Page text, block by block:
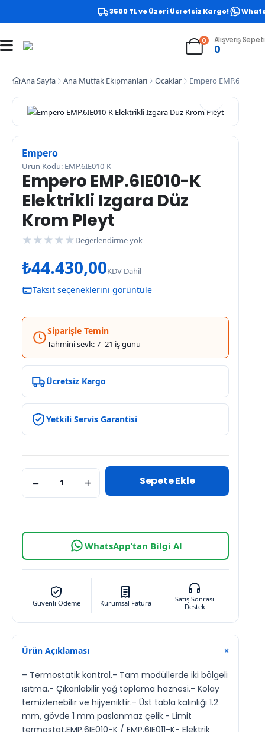
3500 TL ve Üzeri Ücretsiz Kargo!
0 Alışveriş Sepeti
0
Ana Sayfa Ana Mutfak Ekipmanları Ocaklar Empero
Empero
Ürün Kodu: EMP.6IE010-K
Empero EMP.6IE010-K
Elektrikli Izgara Düz
Krom Pleyt
★ ★ ★ ★ ★ Değerlendirme yok
₺44.430,00KDV Dahil
Taksit seçeneklerini görüntüle
Siparişle Temin
Tahmini sevk: 7–21 iş günü
Ücretsiz Kargo
Yetkili Servis Garantisi
− + Sepete Ekle
WhatsApp’tan Bilgi Al
Güvenli Ödeme Kurumsal Fatura
Satış Sonrası
Destek
Ürün Açıklaması +
– Termostatik kontrol.- Tam modüllerde iki bölgeli
ısıtma.- Çıkarılabilir yağ toplama haznesi.- Kolay
temizlenebilir ve hijyeniktir.- Üst tabla kalınlığı 1.2
mm, gövde 1 mm paslanmaz çelik.- Limit